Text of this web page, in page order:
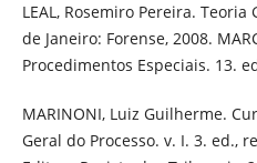
LEAL, Rosemiro Pereira.
de Janeiro: Forense, 2008.
Procedimentos Especiais. 13.
MARINONI, Luiz Guilherme.
Geral do Processo. v. I. 3. ed.,